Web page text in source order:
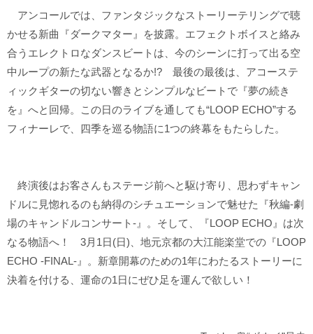
アンコールでは、ファンタジックなストーリーテリングで聴
かせる新曲『ダークマター』を披露。エフェクトボイスと絡み
合うエレクトロなダンスビートは、今のシーンに打って出る空
中ループの新たな武器となるか!? 最後の最後は、アコーステ
ィックギターの切ない響きとシンプルなビートで『夢の続き
を』へと回帰。この日のライブを通しても“LOOP ECHO”する
フィナーレで、四季を巡る物語に1つの終幕をもたらした。
終演後はお客さんもステージ前へと駆け寄り、思わずキャン
ドルに見惚れるのも納得のシチュエーションで魅せた『秋編-劇
場のキャンドルコンサート-』。そして、『LOOP ECHO』は次
なる物語へ！ 3月1日(日)、地元京都の大江能楽堂での『LOOP
ECHO -FINAL-』。新章開幕のための1年にわたるストーリーに
決着を付ける、運命の1日にぜひ足を運んで欲しい！